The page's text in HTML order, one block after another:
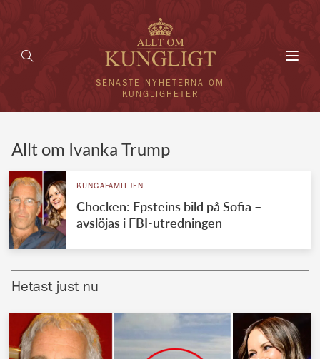
SENASTE NYHETERNA OM
KUNGLIGHETER
UTLÄNDSKT
VÄRLDENS KUNGAHUS
Brittiska kungahuset
Norska kungahuset
Allt om Ivanka Trump
KUNGAFAMILJEN
Chocken: Epsteins bild på Sofia –
avslöjas i FBI-utredningen
Hetast just nu